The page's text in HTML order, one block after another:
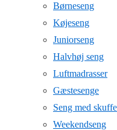
Børneseng
Køjeseng
Juniorseng
Halvhøj seng
Luftmadrasser
Gæstesenge
Seng med
Weekendseng